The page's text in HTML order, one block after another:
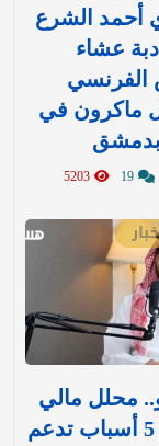
أحمد الشرع
عشاء
الفرنسي
ماكرون في
محلل مالي
يكشف 5 أسباب تدعم